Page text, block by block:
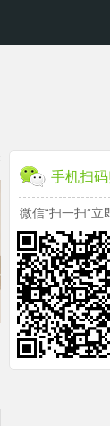
手机扫
微信“扫一扫”立